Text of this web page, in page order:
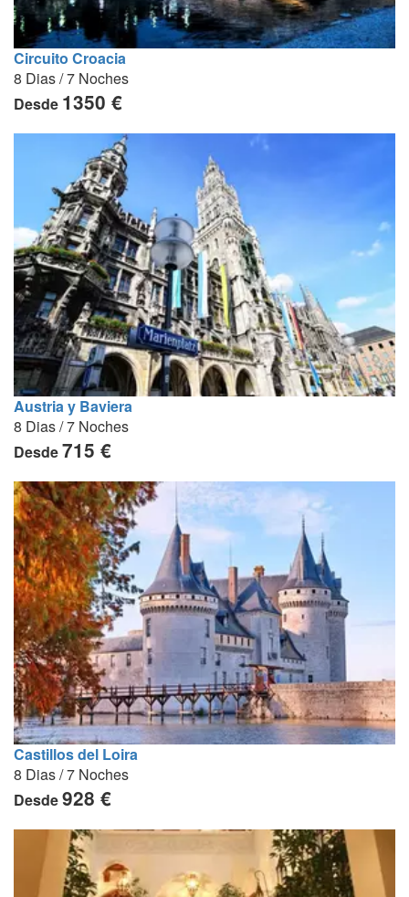
Circuito Croacia
8 Dias / 7 Noches
Desde 1350 €
Austria y Baviera
8 Dias / 7 Noches
Desde715 €
Castillos del Loira
8 Dias / 7 Noches
Desde928 €